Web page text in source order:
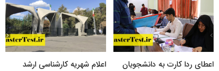
اعطای ردا کارت به دانشجویان
اعلام شهریه کارشناسی ارشد